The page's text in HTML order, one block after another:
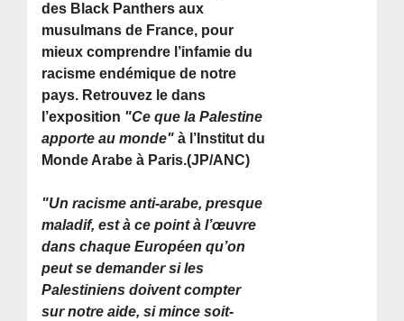
des Black Panthers aux
musulmans de France, pour
mieux comprendre l’infamie du
racisme endémique de notre
pays. Retrouvez le dans
l’exposition "Ce que la Palestine
apporte au monde" à l’Institut du
Monde Arabe à Paris.(JP/ANC)
"Un racisme anti-arabe, presque
maladif, est à ce point à l’œuvre
dans chaque Européen qu’on
peut se demander si les
Palestiniens doivent compter
sur notre aide, si mince soit-